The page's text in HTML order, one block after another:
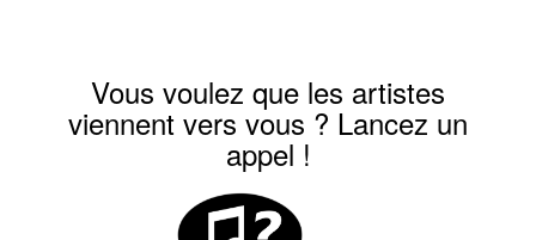
Vous voulez que les artistes
viennent vers vous ? Lancez un
appel !